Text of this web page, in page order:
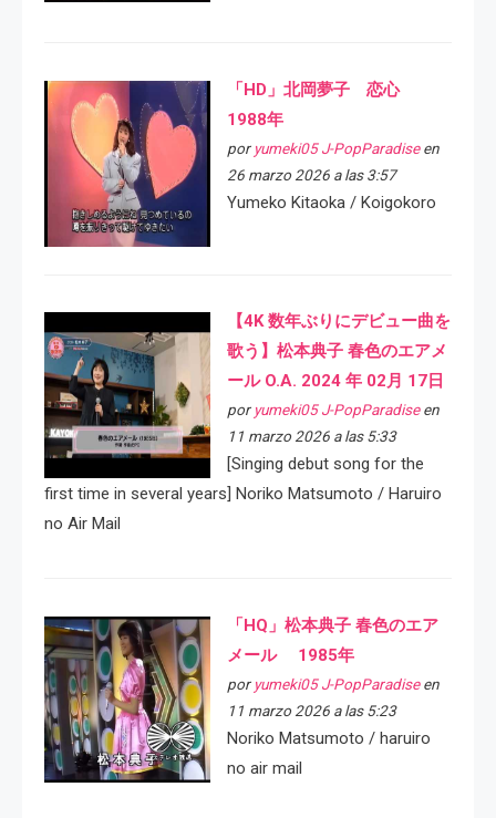
「HD」北岡夢子 恋心
1988年
por yumeki05 J-PopParadiseen
26 marzo 2026 a las 3:57
Yumeko Kitaoka / Koigokoro
【4K 数年ぶりにデビュー曲を
歌う】松本典子 春色のエアメ
ール O.A. 2024 年 02月 17日
por yumeki05 J-PopParadiseen
11 marzo 2026 a las 5:33
[Singing debut song for the
first time in several years] Noriko Matsumoto / Haruiro
no Air Mail
「HQ」松本典子 春色のエア
メール 1985年
por yumeki05 J-PopParadiseen
11 marzo 2026 a las 5:23
Noriko Matsumoto / haruiro
no air mail